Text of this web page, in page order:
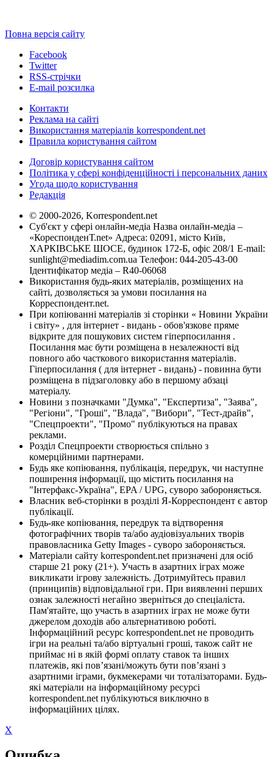
Повна версія сайту
Facebook
Twitter
RSS-стрічки
E-mail розсилка
Контакти
Реклама на сайті
Використання матеріалів korrespondent.net
Правила користування сайтом
Договір користування сайтом
Політика у сфері конфіденційності і персональних даних
Угода щодо користування
Редакція
© 2000-2026, Korrespondent.net
Суб'єкт у сфері онлайн-медіа Назва онлайн-медіа –
«КореспонденТ.net» Адреса: 02091, місто Київ,
ХАРКІВСЬКЕ ШОСЕ, будинок 172-Б, офіс 208/1 E-mail:
sunlight@mediadim.com.ua Телефон: 044-205-43-00
Ідентифікатор медіа – R40-06068
Використання будь-яких матеріалів, розміщених на
сайті, дозволяється за умови посилання на
Корреспондент.net.
При копіюванні матеріалів зі сторінки « Новини України
і світу» , для інтернет - видань - обов'язкове пряме
відкрите для пошукових систем гіперпосилання .
Посилання має бути розміщена в незалежності від
повного або часткового використання матеріалів.
Гіперпосилання ( для інтернет - видань) - повинна бути
розміщена в підзаголовку або в першому абзаці
матеріалу.
Новини з позначками "Думка", "Експертиза", "Заява",
"Регіони", "Гроші", "Влада", "Вибори", "Тест-драйв",
"Спецпроекти", "Промо" публікуються на правах
реклами.
Розділ Спецпроекти створюється спільно з
комерційними партнерами.
Будь яке копіювання, публікація, передрук, чи наступне
поширення інформації, що містить посилання на
"Інтерфакс-Україна", EPA / UPG, суворо забороняється.
Власник веб-сторінки в розділі Я-Корреспондент є автор
публікації.
Будь-яке копіювання, передрук та відтворення
фотографічних творів та/або аудіовізуальних творів
правовласника Getty Images - суворо забороняється.
Матеріали сайту korrespondent.net призначені для осіб
старше 21 року (21+). Участь в азартних іграх може
викликати ігрову залежність. Дотримуйтесь правил
(принципів) відповідальної гри. При виявленні перших
ознак залежності негайно зверніться до спеціаліста.
Пам'ятайте, що участь в азартних іграх не може бути
джерелом доходів або альтернативою роботі.
Інформаційний ресурс korrespondent.net не проводить
ігри на реальні та/або віртуальні гроші, також сайт не
приймає ні в якій формі оплату ставок та інших
платежів, які пов’язані/можуть бути пов’язані з
азартними іграми, букмекерами чи тоталізаторами. Будь-
які матеріали на інформаційному ресурсі
korrespondent.net публікуються виключно в
інформаційних цілях.
X